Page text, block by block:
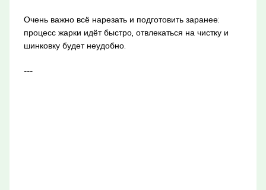
Очень важно всё нарезать и подготовить заранее:
процесс жарки идёт быстро, отвлекаться на чистку и
шинковку будет неудобно.
---